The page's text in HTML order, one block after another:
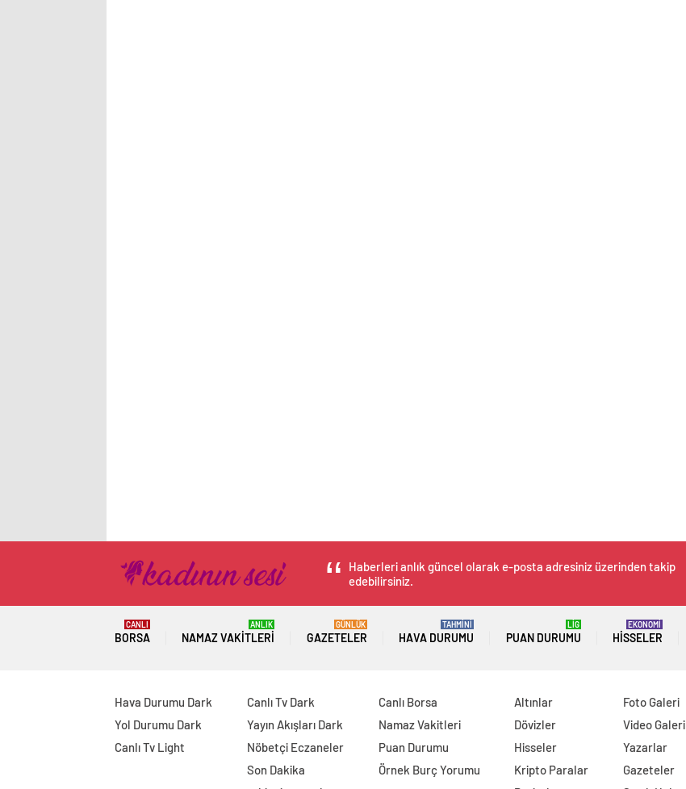
Haberleri anlık güncel olarak e-posta adresiniz üzerinden takip
edebilirsiniz.
BORSA
CANLI
NAMAZ VAKITLERI
ANLIK
GAZETELER
GÜNLÜK
HAVA DURUMU
TAHMİNİ
PUAN DURUMU
LİG
HISSELER
EKONOMİ
Hava Durumu Dark
Yol Durumu Dark
Canlı Tv Light
Canlı Tv Dark
Yayın Akışları Dark
Nöbetçi Eczaneler
Son Dakika
Canlı Borsa
Namaz Vakitleri
Puan Durumu
Örnek Burç Yorumu
Altınlar
Dövizler
Hisseler
Kripto Paralar
Foto Galeri
Video Galeri
Yazarlar
Gazeteler